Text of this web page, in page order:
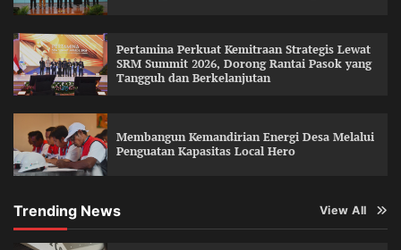
Pertamina Perkuat Kemitraan Strategis Lewat
SRM Summit 2026, Dorong Rantai Pasok yang
Tangguh dan Berkelanjutan
Membangun Kemandirian Energi Desa Melalui
Penguatan Kapasitas Local Hero
Trending News View All